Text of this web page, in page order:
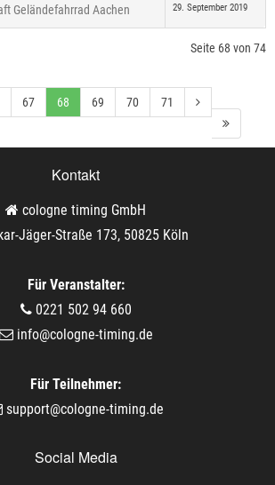
Geländefahrrad Aachen 29. September 2019
Seite 68 von 74
67 68 69 70 71
Kontakt
cologne timing GmbH
Jäger-Straße 173, 50825 Köln
Für Veranstalter:
0221 502 94 660
info@cologne-timing.de
Für Teilnehmer:
support@cologne-timing.de
Social Media